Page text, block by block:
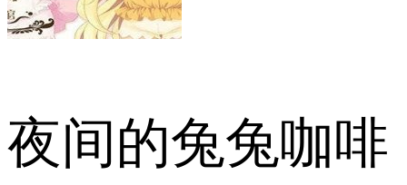
夜间的兔兔咖啡